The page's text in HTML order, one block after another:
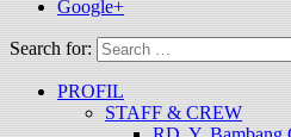
Google+
Search for:
PROFIL
STAFF & CREW